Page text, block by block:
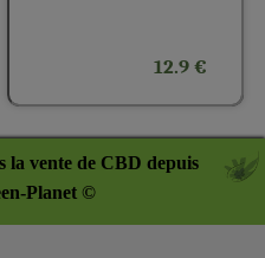
12.9 €
la vente de CBD depuis
Planet ©